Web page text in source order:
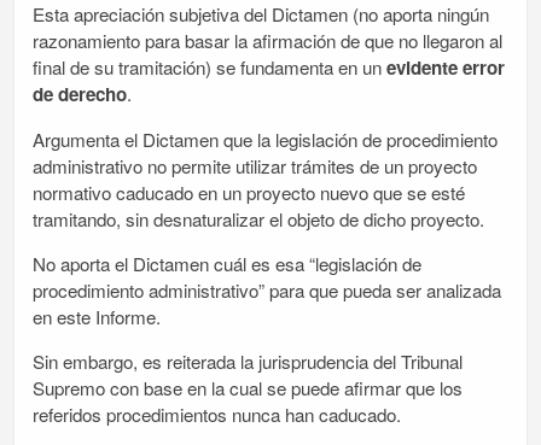
Esta apreciación subjetiva del Dictamen (no aporta ningún
razonamiento para basar la afirmación de que no llegaron al
final de su tramitación) se fundamenta en unevidente error
de derecho.
Argumenta el Dictamen que la legislación de procedimiento
administrativo no permite utilizar trámites de un proyecto
normativo caducado en un proyecto nuevo que se esté
tramitando, sin desnaturalizar el objeto de dicho proyecto.
No aporta el Dictamen cuál es esa “legislación de
procedimiento administrativo” para que pueda ser analizada
en este Informe.
Sin embargo, es reiterada la jurisprudencia del Tribunal
Supremo con base en la cual se puede afirmar que los
referidos procedimientos nunca han caducado.